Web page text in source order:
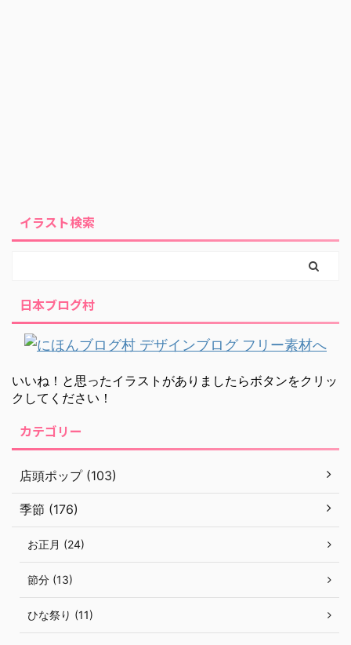
イラスト検索
日本ブログ村
いいね！と思ったイラストがありましたらボタンをクリッ
クしてください！
カテゴリー
店頭ポップ (103)
季節 (176)
お正月 (24)
節分 (13)
ひな祭り (11)